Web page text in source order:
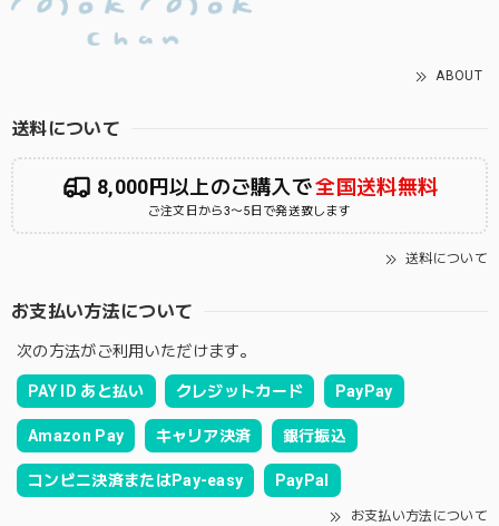
ABOUT
送料について
8,000円以上のご購入で全国送料無料
ご注文日から3〜5日で発送致します
送料について
お支払い方法について
次の方法がご利用いただけます。
PAY ID あと払い クレジットカード PayPay
Amazon Pay キャリア決済 銀行振込
コンビニ決済またはPay-easy PayPal
お支払い方法について